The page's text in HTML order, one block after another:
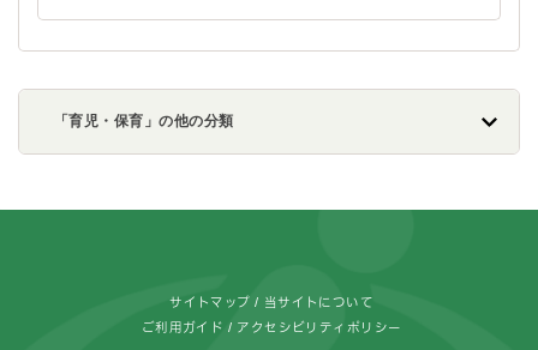
「育児・保育」の他の分類
サイトマップ 当サイトについて
ご利用ガイド アクセシビリティポリシー